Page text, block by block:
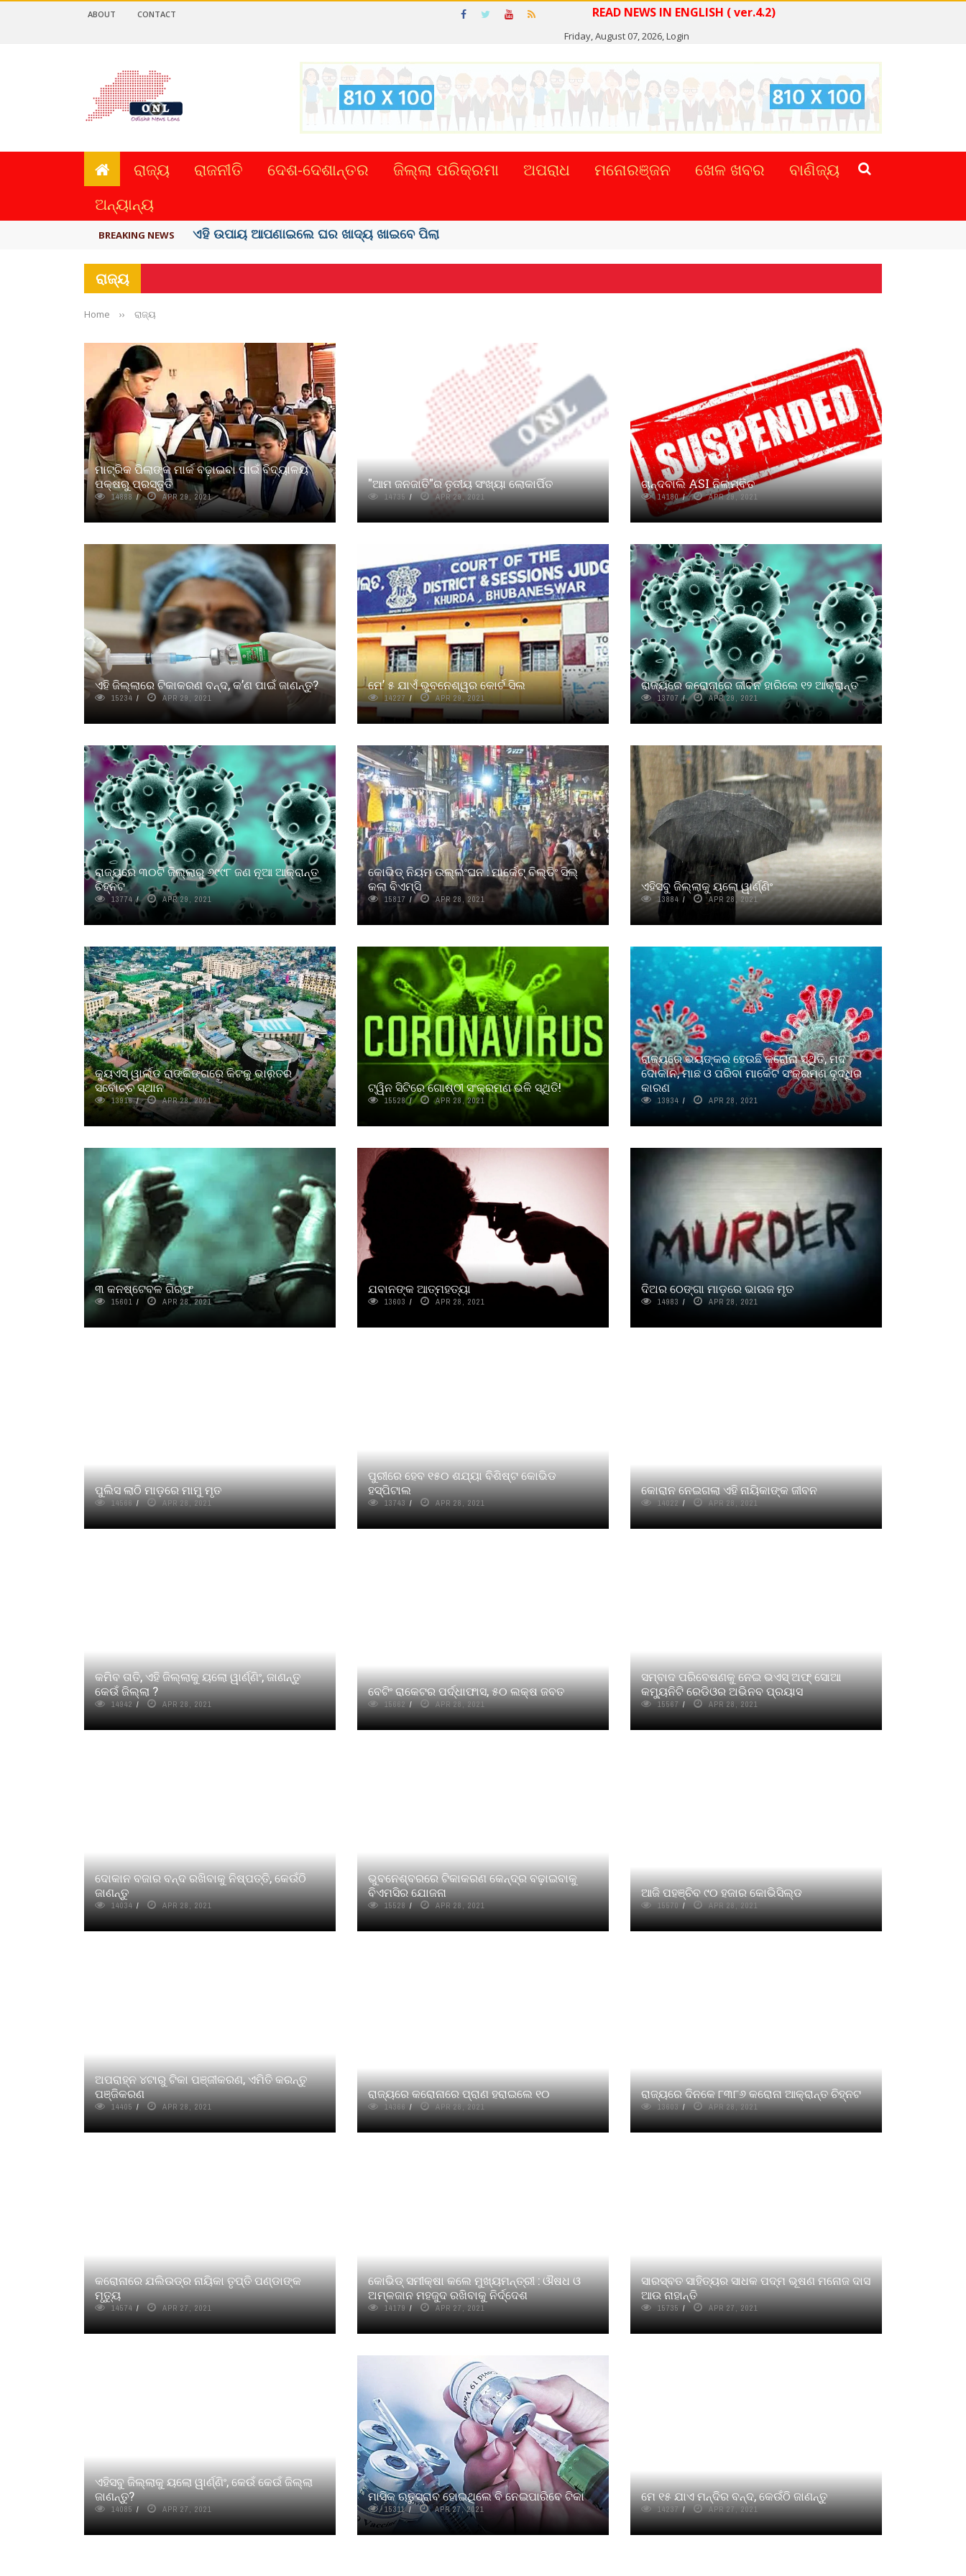
READ NEWS IN ENGLISH ( ver.4.2)
Friday, August 07, 2026,Login
ABOUT CONTACT
ରାଜ୍ୟ ରାଜନୀତି ଦେଶ-ଦେଶାନ୍ତର ଜିଲ୍ଲା ପରିକ୍ରମା ଅପରାଧ ମନୋରଞ୍ଜନ ଖେଳ ଖବର
ବାଣିଜ୍ୟ
ଅନ୍ୟାନ୍ୟ
BREAKING NEWS ସବୁଠୁ ମହଙ୍ଗା ସେଲିବ୍ରିଟି ଶାହରୁଖ ଖାନ୍
ରାଜ୍ୟ
Home ›› ରାଜ୍ୟ
ମାଟ୍ରିକ ପିଲାଙ୍କ ମାର୍କ ବଢ଼ାଇବା ପାଇଁ ବିଦ୍ୟାଳୟ
ପକ୍ଷରୁ ପ୍ରସ୍ତୁତି
14888 APR 29, 2021
"ଆମ ଜନଜାତି"ର ତୃତୀୟ ସଂଖ୍ୟା ଲୋକାର୍ପିତ
14735 APR 29, 2021
ଚାନ୍ଦବାଲି ASI ନିଲମ୍ବିତ
14180 APR 29, 2021
ଏହି ଜିଲ୍ଲାରେ ଟିକାକରଣ ବନ୍ଦ, କ’ଣ ପାଇଁ ଜାଣନ୍ତୁ?
15234 APR 29, 2021
ମେ’ ୫ ଯାଏଁ ଭୁବନେଶ୍ୱର କୋର୍ଟ ସିଲ
14227 APR 29, 2021
ରାଜ୍ୟରେ କରୋନାରେ ଜୀବନ ହାରିଲେ ୧୨ ଆକ୍ରାନ୍ତ
13707 APR 29, 2021
ରାଜ୍ୟରେ ୩୦ଟି ଜିଲ୍ଲାରୁ ୬୯୯୮ ଜଣ ନୂଆ ଆକ୍ରାନ୍ତ
ଚିହ୍ନଟ
13774 APR 29, 2021
କୋଭିଡ୍‌ ନିୟମ ଉଲ୍ଲଂଘନ : ମାର୍କେଟ୍ ବିଲ୍ଡିଂ ସିଲ୍
କଲା ବିଏମ୍‌ସି
15817 APR 28, 2021
ଏହିସବୁ ଜିଲ୍ଲାକୁ ୟଲୋ ୱାର୍ଣ୍ଣିଂ
13884 APR 28, 2021
କ୍ୟୁଏସ୍‍ ୱାର୍ଲ୍ଡ ରାଙ୍କିଙ୍ଗରେ କିଟକୁ ଭାରତର
ସର୍ବୋଚ୍ଚ ସ୍ଥାନ
13916 APR 28, 2021
ଟ୍ୱିନ ସିଟିରେ ଗୋଷ୍ଠୀ ସଂକ୍ରମଣ ଭଳି ସ୍ଥିତି!
15528 APR 28, 2021
ରାଜ୍ୟରେ ଭୟଙ୍କର ହେଉଛି କରୋନା ସ୍ଥିତି, ମଦ
ଦୋକାନ, ମାଛ ଓ ପରିବା ମାର୍କେଟ ସଂକ୍ରମଣ ବୃଦ୍ଧିର
କାରଣ
13934 APR 28, 2021
୩ କନଷ୍ଟେବଳ ଗିରଫ
15601 APR 28, 2021
ଯବାନଙ୍କ ଆତ୍ମହତ୍ୟା
13603 APR 28, 2021
ଦିଅର ଠେଙ୍ଗା ମାଡ଼ରେ ଭାଉଜ ମୃତ
14983 APR 28, 2021
ପୁଲିସ ଲାଠି ମାଡ଼ରେ ମାମୁ ମୃତ
14566 APR 28, 2021
ପୁରୀରେ ହେବ ୧୫୦ ଶଯ୍ୟା ବିଶିଷ୍ଟ କୋଭିଡ
ହସ୍ପିଟାଲ
13743 APR 28, 2021
କୋରାନ ନେଇଗଲା ଏହି ନାୟିକାଙ୍କ ଜୀବନ
14022 APR 28, 2021
କମିବ ତାତି, ଏହି ଜିଲ୍ଲାକୁ ୟଲୋ ୱାର୍ଣ୍ଣିଂ, ଜାଣନ୍ତୁ
କେଉଁ ଜିଲ୍ଲା ?
14942 APR 28, 2021
ବେଟିଂ ରାକେଟର ପର୍ଦ୍ଧାଫାସ, ୫୦ ଲକ୍ଷ ଜବତ
15662 APR 28, 2021
ସମ୍ବାଦ ପରିବେଷଣକୁ ନେଇ ଭଏସ୍ ଅଫ୍ ସୋଆ
କମୁ୍ୟନିଟି ରେଡିଓର ଅଭିନବ ପ୍ରୟାସ
15567 APR 28, 2021
ଦୋକାନ ବଜାର ବନ୍ଦ ରଖିବାକୁ ନିଷ୍ପତ୍ତି, କେଉଁଠି
ଜାଣନ୍ତୁ
14034 APR 28, 2021
ଭୁବନେଶ୍ବରରେ ଟିକାକରଣ କେନ୍ଦ୍ର ବଢ଼ାଇବାକୁ
ବିଏମସିର ଯୋଜନା
15528 APR 28, 2021
ଆଜି ପହଞ୍ଚିବ ୯୦ ହଜାର କୋଭିସିଲ୍ଡ
15570 APR 28, 2021
ଅପରାହ୍ନ ୪ଟାରୁ ଟିକା ପଞ୍ଜୀକରଣ, ଏମିତି କରନ୍ତୁ
ପଞ୍ଜିକରଣ
14405 APR 28, 2021
ରାଜ୍ୟରେ କରୋନାରେ ପ୍ରାଣ ହରାଇଲେ ୧୦
14366 APR 28, 2021
ରାଜ୍ୟରେ ଦିନକେ ୮୩୮୬ କରୋନା ଆକ୍ରାନ୍ତ ଚିହ୍ନଟ
13603 APR 28, 2021
କରୋନାରେ ଯଲିଉଡ୍‌ର ନାୟିକା ତୃପ୍ତି ପଣ୍ଡାଙ୍କ
ମୃତ୍ୟୁ
14574 APR 27, 2021
କୋଭିଡ୍ ସମୀକ୍ଷା କଲେ ମୁଖ୍ୟମନ୍ତ୍ରୀ : ଔଷଧ ଓ
ଅମ୍ଳଜାନ ମହଜୁଦ ରଖିବାକୁ ନିର୍ଦ୍ଦେଶ
14179 APR 27, 2021
ସାରସ୍ବତ ସାହିତ୍ୟର ସାଧକ ପଦ୍ମ ଭୂଷଣ ମନୋଜ ଦାସ
ଆଉ ନାହାନ୍ତି
15735 APR 27, 2021
ଏହିସବୁ ଜିଲ୍ଲାକୁ ୟଲୋ ୱାର୍ଣ୍ଣିଂ, କେଉଁ କେଉଁ ଜିଲ୍ଲା
ଜାଣନ୍ତୁ?
14085 APR 27, 2021
ମାସିକ ଋତୁସ୍ରାବ ହୋଇଥିଲେ ବି ନେଇପାରିବେ ଟିକା
15311 APR 27, 2021
ମେ ୧୫ ଯାଏ ମନ୍ଦିର ବନ୍ଦ, କେଉଁଠି ଜାଣନ୍ତୁ
14237 APR 27, 2021